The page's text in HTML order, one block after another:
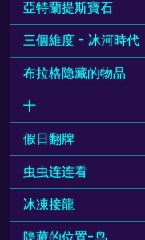
亞特蘭提斯寶石
三個維度 - 冰河時代
布拉格隐藏的物品
十
假日翻牌
虫虫连连看
冰凍接龍